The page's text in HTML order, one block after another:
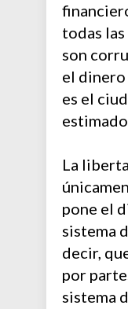
todas
son
el dinero
es el
La
pone el
sistema
decir,
por
sistema